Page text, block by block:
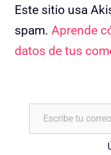
Este sitio usa
spam. Aprende
datos de tus
Escribe tu correo electrónico…